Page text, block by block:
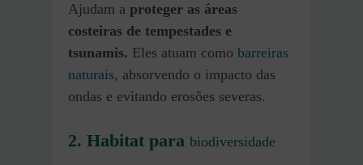
Ajudam a proteger as áreas
costeiras de tempestades e
tsunamis. Eles atuam como barreiras
naturais, absorvendo o impacto das
ondas e evitando erosões severas.
2. Habitat para biodiversidade